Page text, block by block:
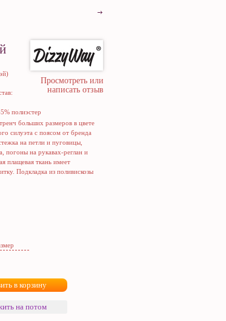
Просмотреть или
написать отзыв
полиэстер
больших размеров в цвете
силуэта с поясом от бренда
на петли и пуговицы,
погоны на рукавах-реглан и
плащевая ткань имеет
Подкладка из поливискозы